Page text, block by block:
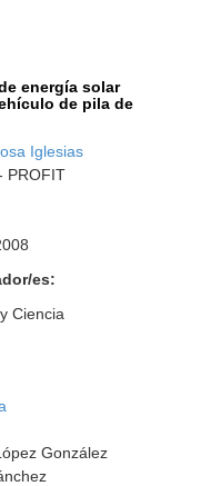
energía solar
de pila de
Iglesias
PROFIT
es:
Ciencia
González